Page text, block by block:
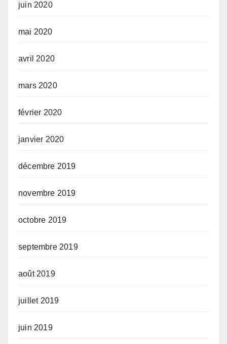
juin 2020
mai 2020
avril 2020
mars 2020
février 2020
janvier 2020
décembre 2019
novembre 2019
octobre 2019
septembre 2019
août 2019
juillet 2019
juin 2019